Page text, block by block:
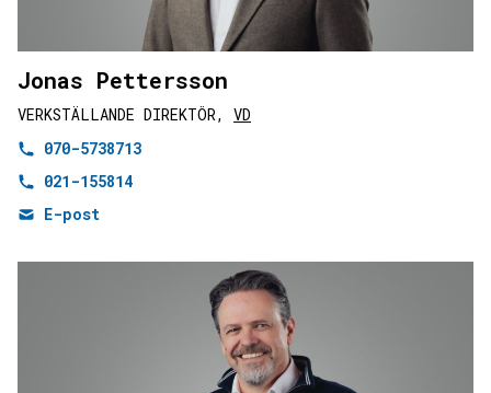
Jonas Pettersson
VERKSTÄLLANDE DIREKTÖR, VD
070-5738713
021-155814
E-post